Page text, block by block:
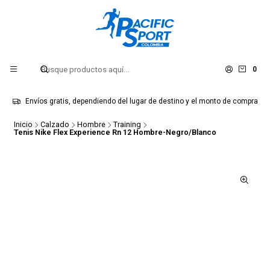
0
Envíos gratis, dependiendo del lugar de destino y el monto de compra
Inicio Calzado Hombre
Training
Tenis Nike Flex Experience Rn 12 Hombre-Negro/Blanco